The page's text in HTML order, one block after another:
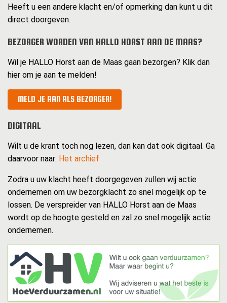
Heeft u een andere klacht en/of opmerking dan kunt u dit
direct doorgeven.
BEZORGER WORDEN VAN HALLO HORST AAN DE MAAS?
Wil je HALLO Horst aan de Maas gaan bezorgen? Klik dan
hier om je aan te melden!
MELD JE AAN ALS BEZORGER!
DIGITAAL
Wilt u de krant toch nog lezen, dan kan dat ook digitaal. Ga
daarvoor naar: Het archief
Zodra u uw klacht heeft doorgegeven zullen wij actie
ondernemen om uw bezorgklacht zo snel mogelijk op te
lossen. De verspreider van HALLO Horst aan de Maas
wordt op de hoogte gesteld en zal zo snel mogelijk actie
ondernemen.